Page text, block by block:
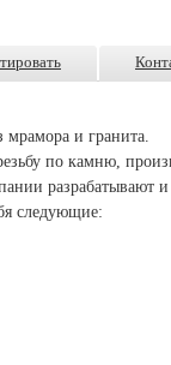
мрамора и гранита.
по камню,
разрабатывают
следующие: